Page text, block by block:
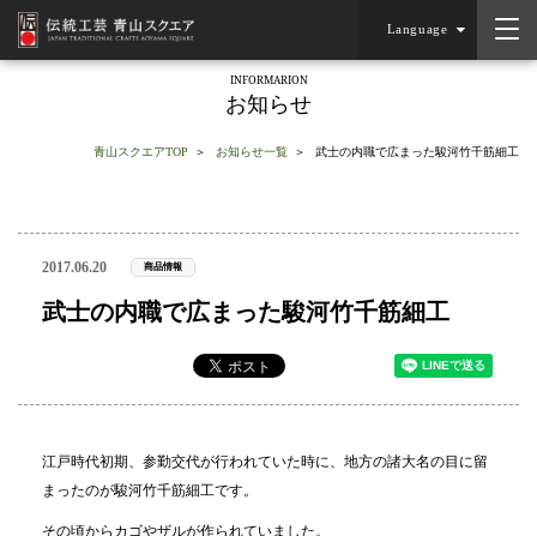
Language
INFORMARION
お知らせ
青山スクエアTOP お知らせ一覧 武士の内職で広まった駿河竹千筋細工
2017.06.20 商品情報
武士の内職で広まった駿河竹千筋細工
江戸時代初期、参勤交代が行われていた時に、地方の諸大名の目に留
まったのが駿河竹千筋細工です。
その頃からカゴやザルが作られていました。